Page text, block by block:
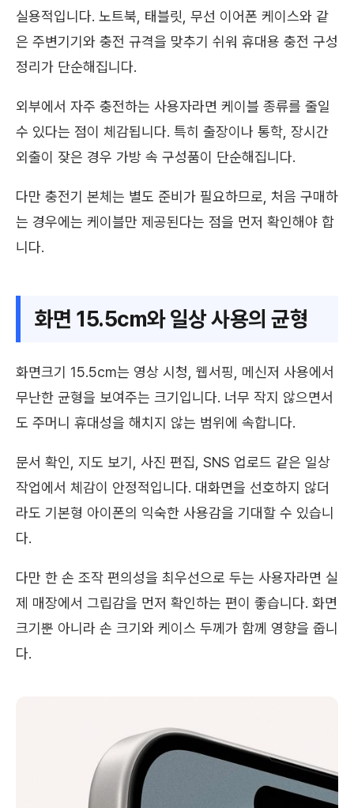
실용적입니다. 노트북, 태블릿, 무선 이어폰 케이스와 같
은 주변기기와 충전 규격을 맞추기 쉬워 휴대용 충전 구성
정리가 단순해집니다.
외부에서 자주 충전하는 사용자라면 케이블 종류를 줄일
수 있다는 점이 체감됩니다. 특히 출장이나 통학, 장시간
외출이 잦은 경우 가방 속 구성품이 단순해집니다.
다만 충전기 본체는 별도 준비가 필요하므로, 처음 구매하
는 경우에는 케이블만 제공된다는 점을 먼저 확인해야 합
니다.
화면 15.5cm와 일상 사용의 균형
화면크기 15.5cm는 영상 시청, 웹서핑, 메신저 사용에서
무난한 균형을 보여주는 크기입니다. 너무 작지 않으면서
도 주머니 휴대성을 해치지 않는 범위에 속합니다.
문서 확인, 지도 보기, 사진 편집, SNS 업로드 같은 일상
작업에서 체감이 안정적입니다. 대화면을 선호하지 않더
라도 기본형 아이폰의 익숙한 사용감을 기대할 수 있습니
다.
다만 한 손 조작 편의성을 최우선으로 두는 사용자라면 실
제 매장에서 그립감을 먼저 확인하는 편이 좋습니다. 화면
크기뿐 아니라 손 크기와 케이스 두께가 함께 영향을 줍니
다.